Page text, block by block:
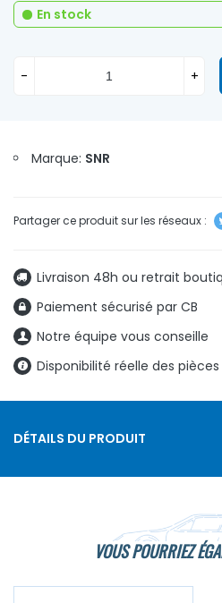
Marque: SNR
Livraison 48h ou retrait
Paiement sécurisé par CB
Notre équipe vous conseille
Disponibilité réelle des
En stock
- +
DÉTAILS DU PRODUIT
VOUS POURRIEZ